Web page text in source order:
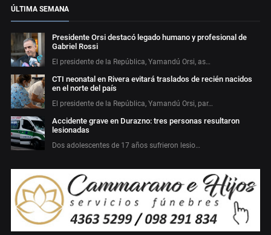
ÚLTIMA SEMANA
Presidente Orsi destacó legado humano y profesional de
Gabriel Rossi
El presidente de la República, Yamandú Orsi, as…
CTI neonatal en Rivera evitará traslados de recién nacidos
en el norte del país
El presidente de la República, Yamandú Orsi, par…
Accidente grave en Durazno: tres personas resultaron
lesionadas
Dos adolescentes de 17 años sufrieron lesio…